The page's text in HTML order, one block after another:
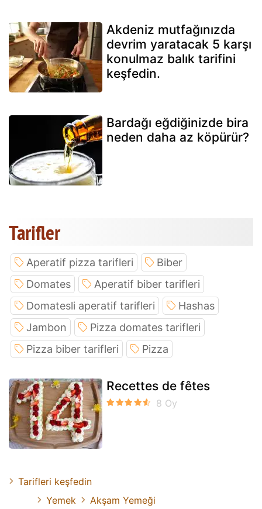
Akdeniz mutfağınızda
devrim yaratacak 5 karşı
konulmaz balık tarifini
keşfedin.
Bardağı eğdiğinizde bira
neden daha az köpürür?
Tarifler
Aperatif pizza tarifleri
Biber
Domates
Aperatif biber tarifleri
Domatesli aperatif tarifleri
Hashas
Jambon
Pizza domates tarifleri
Pizza biber tarifleri
Pizza
Recettes de fêtes
Tarifleri keşfedin
Yemek
Akşam Yemeği